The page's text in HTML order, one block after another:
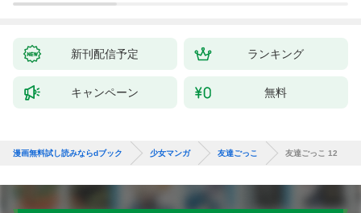
新刊配信予定 ランキング
キャンペーン 無料
漫画無料試し読みならdブック 少女マンガ 友達ごっこ 友達ごっこ 12